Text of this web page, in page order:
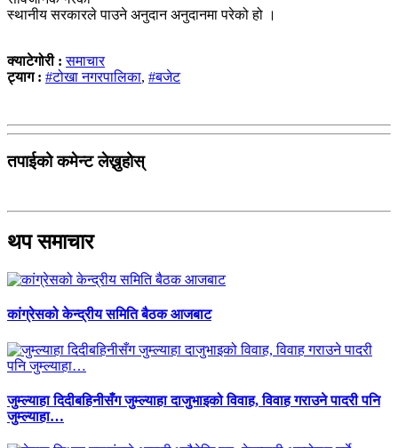
स्थानीय सरकारले पाउने अनुदान अनुदानमा परेको हो ।
क्याटेगोरी :समाचार
ट्याग : #टोखा नगरपालिका, #बजेट
तपाईको कमेन्ट लेख्नुहोस्
थप समाचार
कांग्रेसको केन्द्रीय समिति बैठक आजबाट
जुम्ल्याहा दिदीबहिनीसँग जुम्ल्याहा दाजुभाइको विवाह, विवाह गराउने पादरी पनि
जुम्ल्याहा…